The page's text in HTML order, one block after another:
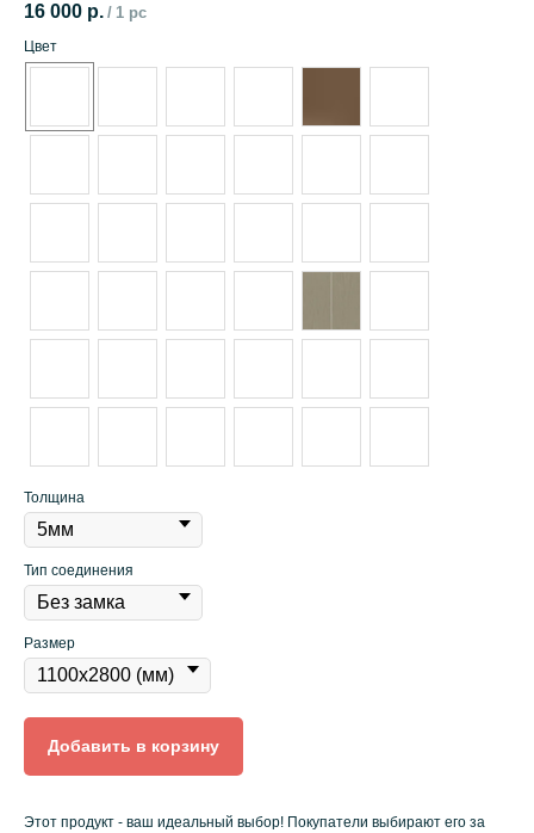
16 000 р. / 1 pc
Цвет
Толщина
Тип соединения
Размер
Добавить в корзину
Этот продукт - ваш идеальный выбор! Покупатели выбирают его за